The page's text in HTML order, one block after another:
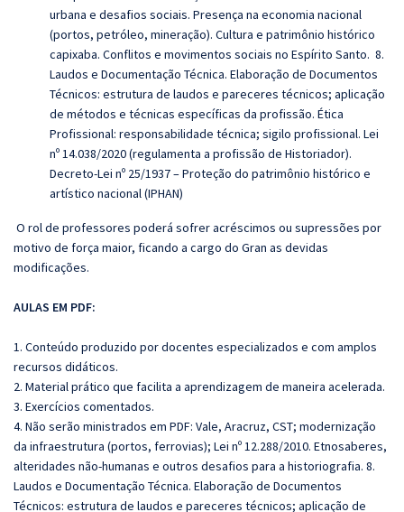
urbana e desafios sociais. Presença na economia nacional
(portos, petróleo, mineração). Cultura e patrimônio histórico
capixaba. Conflitos e movimentos sociais no Espírito Santo. 8.
Laudos e Documentação Técnica. Elaboração de Documentos
Técnicos: estrutura de laudos e pareceres técnicos; aplicação
de métodos e técnicas específicas da profissão. Ética
Profissional: responsabilidade técnica; sigilo profissional. Lei
nº 14.038/2020 (regulamenta a profissão de Historiador).
Decreto-Lei nº 25/1937 – Proteção do patrimônio histórico e
artístico nacional (IPHAN)
O rol de professores poderá sofrer acréscimos ou supressões por
motivo de força maior, ficando a cargo do Gran as devidas
modificações.
AULAS EM PDF:
1. Conteúdo produzido por docentes especializados e com amplos
recursos didáticos.
2. Material prático que facilita a aprendizagem de maneira acelerada.
3. Exercícios comentados.
4. Não serão ministrados em PDF: Vale, Aracruz, CST; modernização
da infraestrutura (portos, ferrovias); Lei nº 12.288/2010. Etnosaberes,
alteridades não-humanas e outros desafios para a historiografia. 8.
Laudos e Documentação Técnica. Elaboração de Documentos
Técnicos: estrutura de laudos e pareceres técnicos; aplicação de